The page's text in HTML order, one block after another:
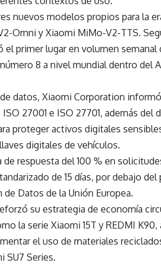
nuevos modelos propios para la
Omni y Xiaomi MiMo-V2-TTS.
primer lugar en volumen semanal
8 a nivel mundial dentro del
datos, Xiaomi Corporation
27001 e ISO 27701, además del
proteger activos digitales
digitales de vehículos.
respuesta del 100 % en
de 15 días, por debajo
Datos de la Unión Europea.
su estrategia de economía
la serie Xiaomi 15T y REDMI K90,
el uso de materiales
SU7 Series.